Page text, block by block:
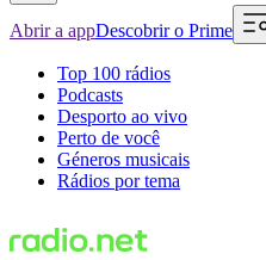
Abrir a appDescobrir o Prime
Top 100 rádios
Podcasts
Desporto ao vivo
Perto de você
Géneros musicais
Rádios por tema